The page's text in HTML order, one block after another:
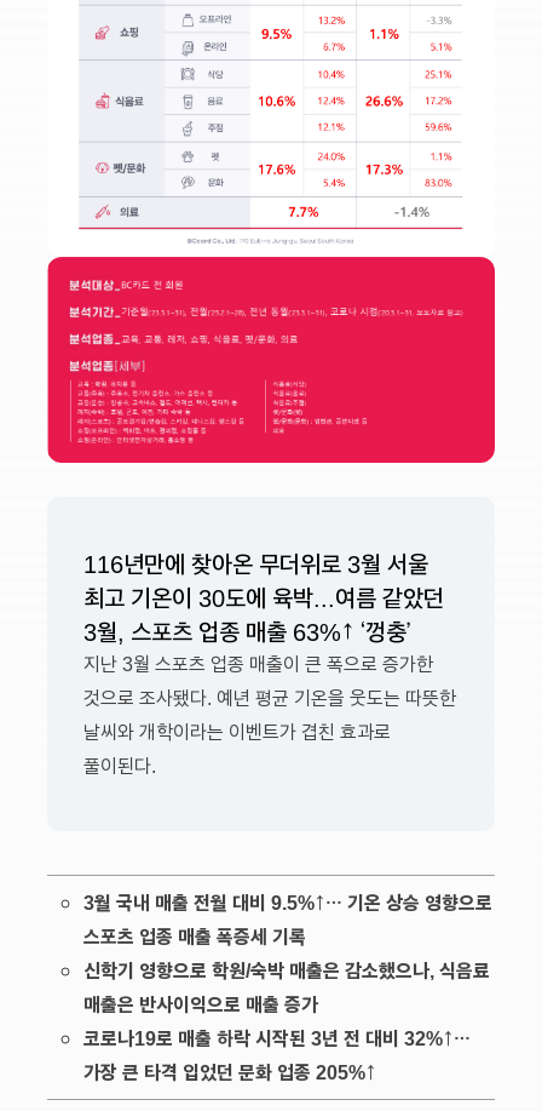
116년만에 찾아온 무더위로 3월 서울
최고 기온이 30도에 육박...여름 같았던
3월, 스포츠 업종 매출 63%↑ ‘껑충’
지난 3월 스포츠 업종 매출이 큰 폭으로 증가한
것으로 조사됐다. 예년 평균 기온을 웃도는 따뜻한
날씨와 개학이라는 이벤트가 겹친 효과로
풀이된다.
3월 국내 매출 전월 대비 9.5%↑… 기온 상승 영향으로
스포츠 업종 매출 폭증세 기록
신학기 영향으로 학원/숙박 매출은 감소했으나, 식음료
매출은 반사이익으로 매출 증가
코로나19로 매출 하락 시작된 3년 전 대비 32%↑…
가장 큰 타격 입었던 문화 업종 205%↑